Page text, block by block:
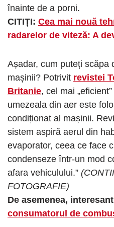
înainte de a porni.
CITIȚI: Cea mai nouă
radarelor de viteză: A
Așadar, cum puteți scăpa
mașinii? Potrivit revistei
Britanie, cel mai
umezeala din aer este
condiționat al mașinii.
sistem aspiră aerul din
evaporator, ceea ce face
condenseze într-un mod
afara vehiculului.”
FOTOGRAFIE)
De asemenea,
consumatorul de